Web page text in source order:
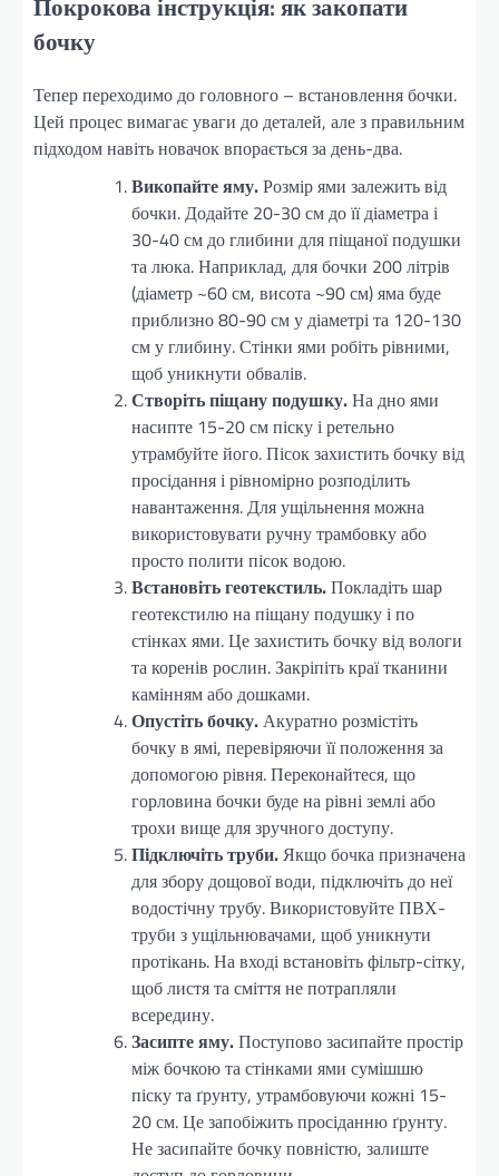
бочку
Тепер переходимо до головного – встановлення бочки.
Цей процес вимагає уваги до деталей, але з правильним
підходом навіть новачок впорається за день-два.
Викопайте яму.Розмір ями залежить від
бочки. Додайте 20-30 см до її діаметра і
30-40 см до глибини для піщаної подушки
та люка. Наприклад, для бочки 200 літрів
(діаметр ~60 см, висота ~90 см) яма буде
приблизно 80-90 см у діаметрі та 120-130
см у глибину. Стінки ями робіть рівними,
щоб уникнути обвалів.
Створіть піщану подушку.На дно ями
насипте 15-20 см піску і ретельно
утрамбуйте його. Пісок захистить бочку від
просідання і рівномірно розподілить
навантаження. Для ущільнення можна
використовувати ручну трамбовку або
просто полити пісок водою.
Встановіть геотекстиль.Покладіть шар
геотекстилю на піщану подушку і по
стінках ями. Це захистить бочку від вологи
та коренів рослин. Закріпіть краї тканини
камінням або дошками.
Опустіть бочку.Акуратно розмістіть
бочку в ямі, перевіряючи її положення за
допомогою рівня. Переконайтеся, що
горловина бочки буде на рівні землі або
трохи вище для зручного доступу.
Підключіть труби.Якщо бочка призначена
для збору дощової води, підключіть до неї
водостічну трубу. Використовуйте ПВХ-
труби з ущільнювачами, щоб уникнути
протікань. На вході встановіть фільтр-сітку,
щоб листя та сміття не потрапляли
всередину.
Засипте яму.Поступово засипайте простір
між бочкою та стінками ями сумішшю
піску та ґрунту, утрамбовуючи кожні 15-
20 см. Це запобіжить просіданню ґрунту.
Не засипайте бочку повністю, залиште